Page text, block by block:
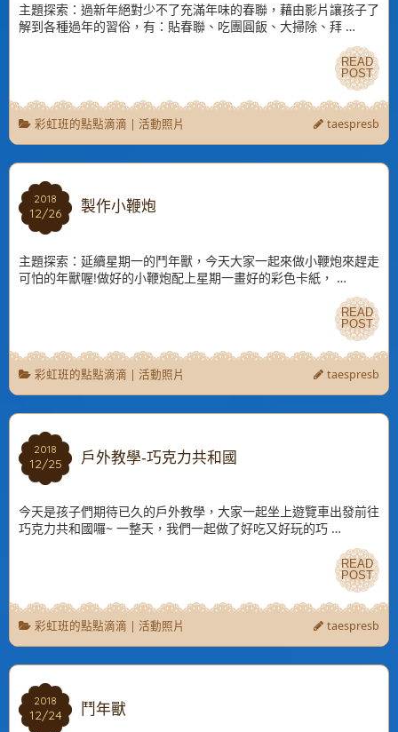
主題探索：過新年絕對少不了充滿年味的春聯，藉由影片讓孩子了
解到各種過年的習俗，有：貼春聯、吃團圓飯、大掃除、拜 …
READ
POST
READ
POST
彩虹班的點點滴滴 | 活動照片 taespresb
2018
12/26
2018
12/26 製作小鞭炮
主題探索：延續星期一的鬥年獸，今天大家一起來做小鞭炮來趕走
可怕的年獸喔!做好的小鞭炮配上星期一畫好的彩色卡紙， …
READ
POST
READ
POST
彩虹班的點點滴滴 | 活動照片 taespresb
2018
12/25
2018
12/25 戶外教學-巧克力共和國
今天是孩子們期待已久的戶外教學，大家一起坐上遊覽車出發前往
巧克力共和國囉~ 一整天，我們一起做了好吃又好玩的巧 …
READ
POST
READ
POST
彩虹班的點點滴滴 | 活動照片 taespresb
2018
12/24
2018
12/24 鬥年獸